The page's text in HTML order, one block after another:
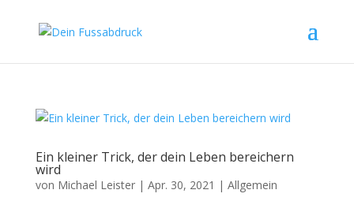
Ein kleiner Trick, der dein Leben bereichern
wird
von Michael Leister| Apr. 30, 2021 | Allgemein